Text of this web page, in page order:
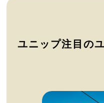
ユニップ注目の